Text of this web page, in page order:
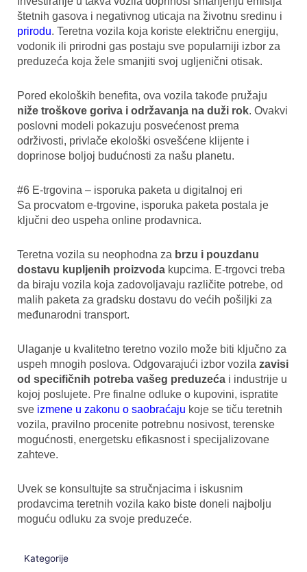
štetnih gasova i negativnog uticaja na životnu sredinu i
prirodu. Teretna vozila koja koriste električnu energiju,
vodonik ili prirodni gas postaju sve popularniji izbor za
preduzeća koja žele smanjiti svoj ugljenični otisak.
Pored ekoloških benefita, ova vozila takođe pružaju
niže troškove goriva i održavanja na duži rok. Ovakvi
poslovni modeli pokazuju posvećenost prema
održivosti, privlače ekološki osvešćene klijente i
doprinose boljoj budućnosti za našu planetu.
#6 E-trgovina – isporuka paketa u digitalnoj eri
Sa procvatom e-trgovine, isporuka paketa postala je
ključni deo uspeha online prodavnica.
Teretna vozila su neophodna za brzu i pouzdanu
dostavu kupljenih proizvoda kupcima. E-trgovci treba
da biraju vozila koja zadovoljavaju različite potrebe, od
malih paketa za gradsku dostavu do većih pošiljki za
međunarodni transport.
Ulaganje u kvalitetno teretno vozilo može biti ključno za
uspeh mnogih poslova. Odgovarajući izbor vozila zavisi
od specifičnih potreba vašeg preduzeća i industrije u
kojoj poslujete. Pre finalne odluke o kupovini, ispratite
sve izmene u zakonu o saobraćaju koje se tiču teretnih
vozila, pravilno procenite potrebnu nosivost, terenske
mogućnosti, energetsku efikasnost i specijalizovane
zahteve.
Uvek se konsultujte sa stručnjacima i iskusnim
prodavcima teretnih vozila kako biste doneli najbolju
moguću odluku za svoje preduzeće.
Kategorije